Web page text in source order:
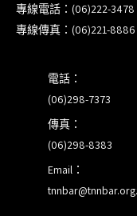
助整理資訊?談法
前報名，實體+線
專線電話：(06)222-3478
專線傳真：(06)221-8886
電話：
(06)298-7373
傳真：
(06)298-8383
Email：